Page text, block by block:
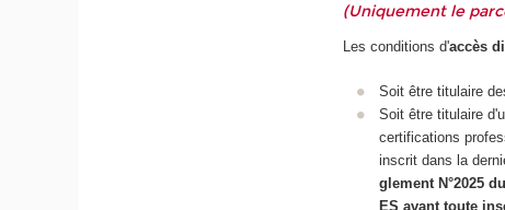
(Uniquement le
Les conditions d'accès
Soit être titulaire
Soit être titulaire
certifications
inscrit dans la
glement N°2025
ES avant toute